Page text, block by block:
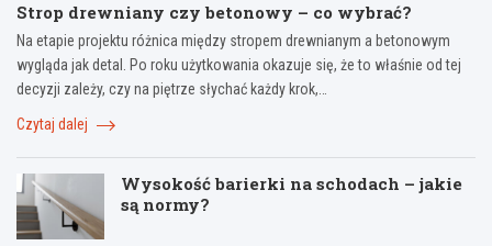
Strop drewniany czy betonowy – co wybrać?
Na etapie projektu różnica między stropem drewnianym a betonowym
wygląda jak detal. Po roku użytkowania okazuje się, że to właśnie od tej
decyzji zależy, czy na piętrze słychać każdy krok,…
Czytaj dalej
Wysokość barierki na schodach – jakie
są normy?